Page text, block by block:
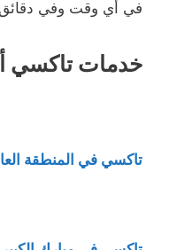
في أي وقت وفي دقائق
خدمات تاكسي
تاكسي في المنطقة